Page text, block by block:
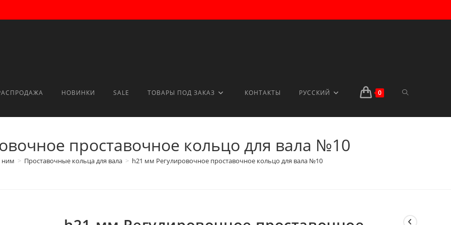
НОВИНКИ SALE ТОВАРЫ ПОД ЗАКАЗ КОНТАКТЫ РУССКИЙ 0 TOGGLE
проставочное кольцо для вала №10
ним > Проставочные кольца для вала > h21 мм Регулировочное проставочное кольцо для вала №10